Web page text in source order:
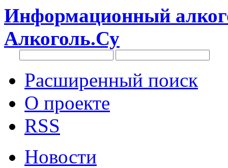
Информационный
Алкоголь.Су
Расширенный поиск
О проекте
RSS
Новости